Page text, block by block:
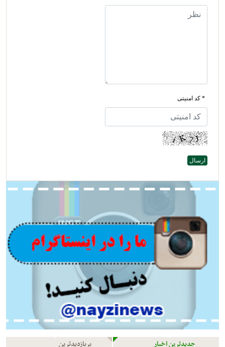
* کد امنیتی
جدیدترین اخبار پربازدیدترین